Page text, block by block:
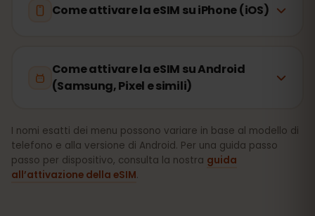
Come attivare la eSIM su iPhone (iOS)
Come attivare la eSIM su Android
(Samsung, Pixel e simili)
I nomi esatti dei menu possono variare in base al modello di
telefono e alla versione di Android. Per una guida passo
passo per dispositivo, consulta la nostra guida
all’attivazione della eSIM.